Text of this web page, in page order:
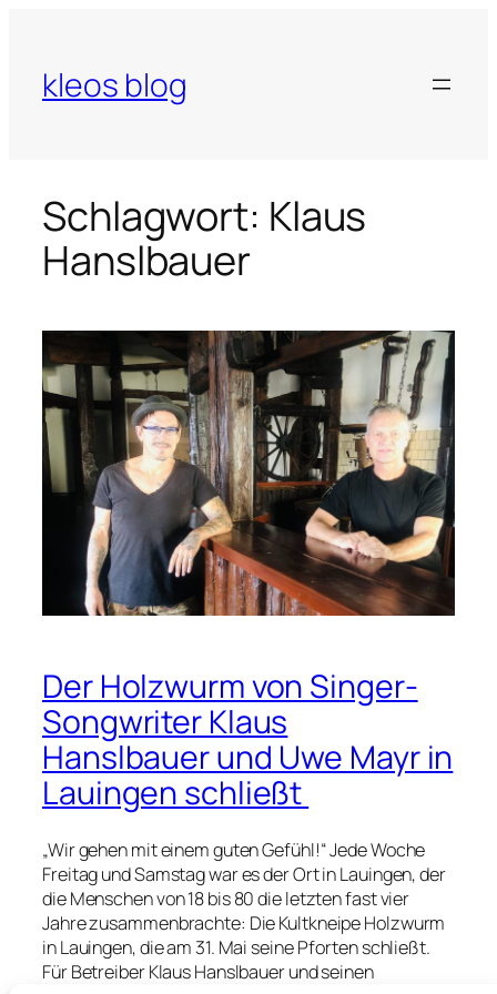
springen
kleos blog
Schlagwort: Klaus
Hanslbauer
Der Holzwurm von Singer-
Songwriter Klaus
Hanslbauer und Uwe Mayr in
Lauingen schließt
„Wir gehen mit einem guten Gefühl!“ Jede Woche
Freitag und Samstag war es der Ort in Lauingen, der
die Menschen von 18 bis 80 die letzten fast vier
Jahre zusammenbrachte: Die Kultkneipe Holzwurm
in Lauingen, die am 31. Mai seine Pforten schließt.
Für Betreiber Klaus Hanslbauer und seinen